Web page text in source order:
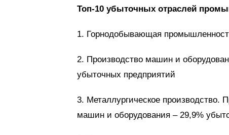
Топ-10 убыточных отраслей
1. Горнодобывающая
2. Производство машин и
убыточных предприятий
3. Металлургическое производство.
машин и оборудования – 29,9%